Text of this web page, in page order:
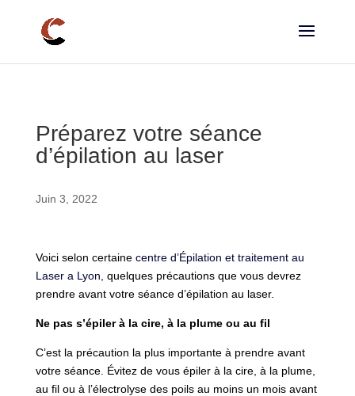
Préparez votre séance
d’épilation au laser
Juin 3, 2022
Voici selon certaine centre d’Épilation et traitement au
Laser a Lyon, quelques précautions que vous devrez
prendre avant votre séance d’épilation au laser.
Ne pas s’épiler à la cire, à la plume ou au fil
C’est la précaution la plus importante à prendre avant
votre séance. Évitez de vous épiler à la cire, à la plume,
au fil ou à l’électrolyse des poils au moins un mois avant